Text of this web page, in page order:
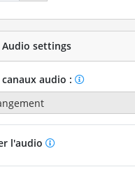
settings
audio :
l'audio